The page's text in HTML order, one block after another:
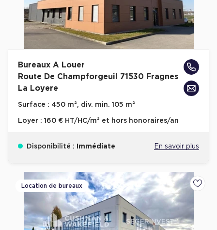
Bureaux A Louer
Route De Champforgeuil 71530 Fragnes
La Loyere
Surface : 450 m², div. min. 105 m²
Loyer : 160 € HT/HC/m² et hors honoraires/an
Disponibilité : Immédiate En savoir plus
Location de bureaux